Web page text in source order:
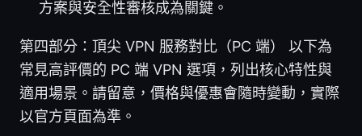
方案與安全性審核成為關鍵。
第四部分：頂尖 VPN 服務對比（PC 端） 以下為
常見高評價的 PC 端 VPN 選項，列出核心特性與
適用場景。請留意，價格與優惠會隨時變動，實際
以官方頁面為準。